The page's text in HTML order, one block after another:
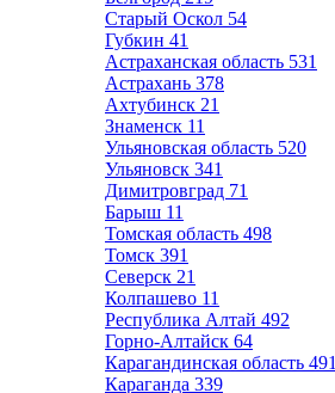
Старый Оскол 54
Губкин 41
Астраханская область 531
Астрахань 378
Ахтубинск 21
Знаменск 11
Ульяновская область 520
Ульяновск 341
Димитровград 71
Барыш 11
Томская область 498
Томск 391
Северск 21
Колпашево 11
Республика Алтай 492
Горно-Алтайск 64
Карагандинская область 491
Караганда 339